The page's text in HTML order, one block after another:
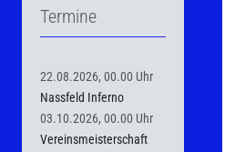
Termine
22.08.2026, 00.00 Uhr
Nassfeld Inferno
03.10.2026, 00.00 Uhr
Vereinsmeisterschaft